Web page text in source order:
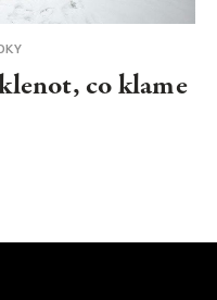
co klame